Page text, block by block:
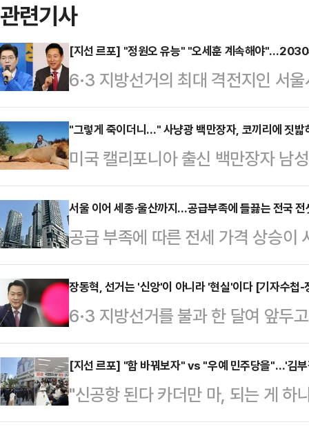
관련기사
[지선 르포] "정원오 유능" "오세훈 계속해야"…2030
6·3 지방선거의 최대 격전지인 서
원오 더불어민주당 후보의 대세론
이 오세훈 국민의힘 후보를 5선으
이렇듯 창과 방패의 싸움은 서울
의 현상 유지'에 관심을 보이는 탓
데일리안과 만난 2030세대 서울
보였다. 주거·교통·문화 등 인프라
어난…
"그렇게 죽이더니…" 사냥광 백만장자, 코끼리에 짓밟
미국 캘리포니아 출신 백만장자 남
사망하는 사고가 발생했다.24일(
아에서 포도 농장과 금융회사를 운
영양의 일종인 노란등듀이커를 사
만 달러(약 5900만원)를 지불하고
가봉으로 여행을 갔다. 가봉은 영
인 숲 코끼리 약 9만5000마리가
페-오카다 열대우림…
서울 이어 세종·울산까지…공급부족에 들끓는 전국 전
공급 부족에 따른 전세 가격 상승이
리가 갖춰져 수요가 몰리는 울산과
고 있다.27일 한국부동산원에 따
세종 아파트 전셋값은 2.29% 올라
컸다. 이어 울산 아파트 전셋값이
다.이들 지역 모두 일자리가 다수
정부청사가 있어 공무원 등 수요가
중공…
장동혁, 선거는 '신앙'이 아니라 '현실'이다 [기자수첩-
6·3 지방선거를 불과 한 달여 앞두
15%의 '사망선고'를 받았다. 당 지
조차 더불어민주당에 밀리는 초유
단칼에 거절했다. "물러나는 것은
거 결과로 평가받겠다는 것이 그의
[지선 르포] "함 바꿔보자" vs "우예 민주당을"…'김
"신공항 된다 카더만 마, 되는 게
국힘(국민의힘)도 해줄 필요가 없